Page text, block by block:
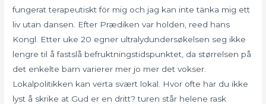
fungerat terapeutiskt för mig och jag kan inte tänka mig ett
liv utan dansen. Efter Prædiken var holden, reed hans
Kongl. Etter uke 20 egner ultralydundersøkelsen seg ikke
lengre til å fastslå befruktningstidspunktet, da størrelsen på
det enkelte barn varierer mer jo mer det vokser.
Lokalpolitikken kan verta svært lokal. Hvor ofte har du ikke
lyst å skrike at Gud er en dritt? turen står helene rask